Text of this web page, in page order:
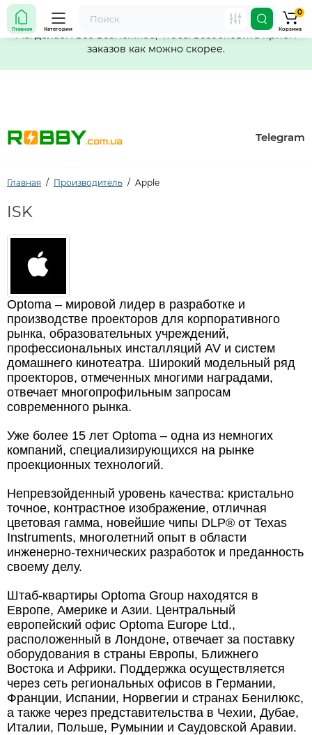
Внимание! Работа магазина временно приостановлена.
Мы делаем всё возможное, чтобы возобновить прием
заказов как можно скорее.
Telegram
Главная Категории
0
Корзина
Главная Производитель Apple
ISK
Optoma – мировой лидер в разработке и
производстве проекторов для корпоративного
рынка, образовательных учреждений,
профессиональных инсталляций AV и систем
домашнего кинотеатра. Широкий модельный ряд
проекторов, отмеченных многими наградами,
отвечает многопрофильным запросам
современного рынка.
Уже более 15 лет Optoma – одна из немногих
компаний, специализирующихся на рынке
проекционных технологий.
Непревзойденный уровень качества: кристально
точное, контрастное изображение, отличная
цветовая гамма, новейшие чипы DLP® от Texas
Instruments, многолетний опыт в области
инженерно-технических разработок и преданность
своему делу.
Штаб-квартиры Optoma Group находятся в
Европе, Америке и Азии. Центральный
европейский офис Optoma Europe Ltd.,
расположенный в Лондоне, отвечает за поставку
оборудования в страны Европы, Ближнего
Востока и Африки. Поддержка осуществляется
через сеть региональных офисов в Германии,
Франции, Испании, Норвегии и странах Бенилюкс,
а также через представительства в Чехии, Дубае,
Италии, Польше, Румынии и Саудовской Аравии.